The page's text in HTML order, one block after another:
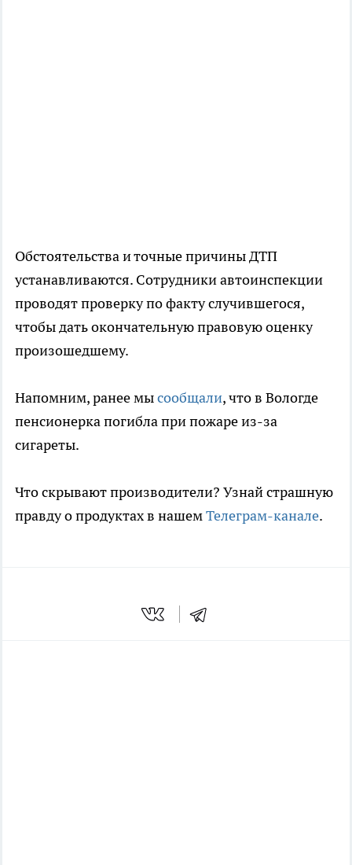
Обстоятельства и точные причины ДТП
устанавливаются. Сотрудники автоинспекции
проводят проверку по факту случившегося,
чтобы дать окончательную правовую оценку
произошедшему.
Напомним, ранее мысообщали, что в Вологде
пенсионерка погибла при пожаре из-за
сигареты.
Что скрывают производители? Узнай страшную
правду о продуктах в нашемТелеграм-канале.